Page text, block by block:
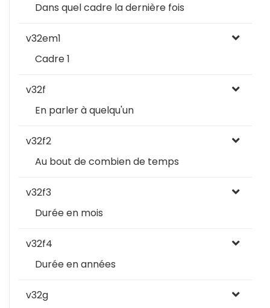
Dans quel cadre la dernière fois
v32em1
Cadre 1
v32f
En parler à quelqu'un
v32f2
Au bout de combien de temps
v32f3
Durée en mois
v32f4
Durée en années
v32g